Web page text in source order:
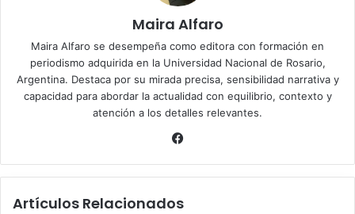
Maira Alfaro
Maira Alfaro se desempeña como editora con formación en
periodismo adquirida en la Universidad Nacional de Rosario,
Argentina. Destaca por su mirada precisa, sensibilidad narrativa y
capacidad para abordar la actualidad con equilibrio, contexto y
atención a los detalles relevantes.
Artículos Relacionados